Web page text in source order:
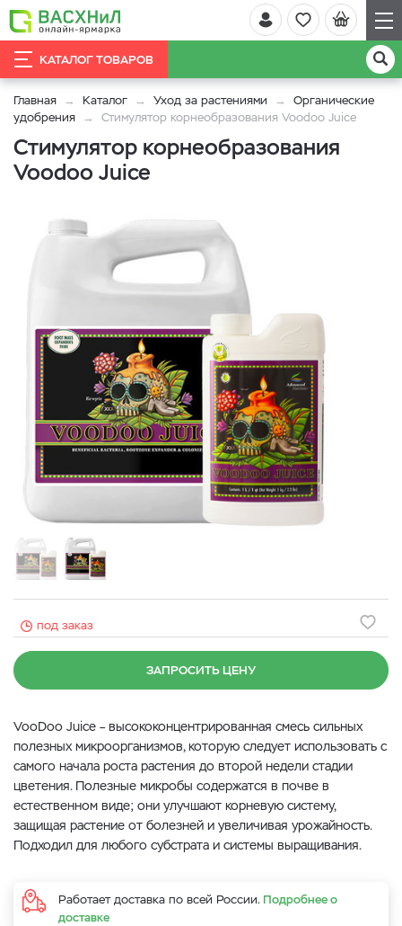
КАТАЛОГ ТОВАРОВ
Главная Каталог Уход за растениями
Органические
удобрения
Стимулятор корнеобразования Voodoo Juice
Стимулятор корнеобразования
Voodoo Juice
под заказ
ЗАПРОСИТЬ ЦЕНУ
VooDoo Juice – высококонцентрированная смесь сильных
полезных микроорганизмов, которую следует использовать с
самого начала роста растения до второй недели стадии
цветения. Полезные микробы содержатся в почве в
естественном виде; они улучшают корневую систему,
защищая растение от болезней и увеличивая урожайность.
Подходил для любого субстрата и системы выращивания.
Работает доставка по всей России. Подробнее о
доставке